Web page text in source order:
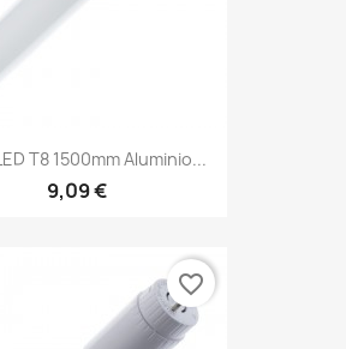
T8 1500mm Aluminio...
9,09 €
favorite_border